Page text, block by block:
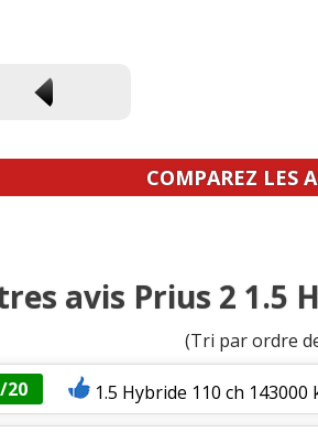
COMPAREZ LES
avis Prius 2 1.5
(Tri par ordre
20
1.5 Hybride 110 ch 143000